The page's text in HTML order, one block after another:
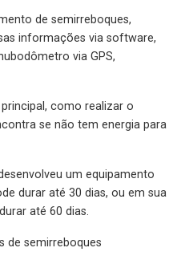
de semirreboques,
informações via software,
via GPS,
como realizar o
se não tem energia para
um equipamento
durar até 30 dias, ou em sua
até 60 dias.
de semirreboques